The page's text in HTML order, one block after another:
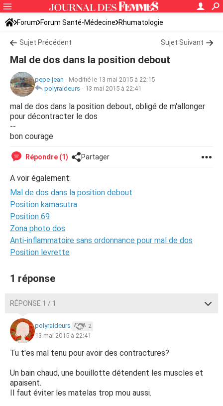
Forum Forum Santé-Médecine Rhumatologie
Sujet Précédent Sujet Suivant
Mal de dos dans la position debout
pepe-jean - Modifié le 13 mai 2015 à 22:15
polyraideurs - 13 mai 2015 à 22:41
mal de dos dans la position debout, obligé de m'allonger
pour décontracter le dos
--
bon courage
Répondre (1) Partager
A voir également:
Mal de dos dans la position debout
Position kamasutra
Position 69
Zona photo dos
Anti-inflammatoire sans ordonnance pour mal de dos
Position levrette
1 réponse
RÉPONSE 1 / 1
polyraideurs 2
13 mai 2015 à 22:41
Tu t'es mal tenu pour avoir des contractures?
Un bain chaud, une bouillotte détendent les muscles et
apaisent.
Il faut éviter les matelas trop mou aussi.